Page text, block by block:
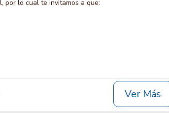
por lo cual te invitamos a que:
Ver Más